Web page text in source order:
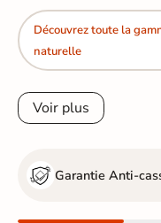
Découvrez toute la
naturelle
Voir plus
Garantie Anti-